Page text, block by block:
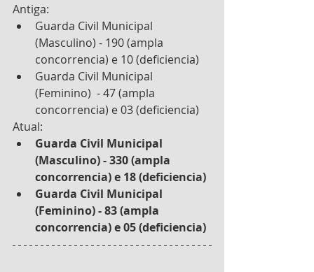
Antiga:
Guarda Civil Municipal
(Masculino) - 190 (ampla
concorrencia) e 10 (deficiencia)
Guarda Civil Municipal
(Feminino)  - 47 (ampla
concorrencia) e 03 (deficiencia)
Atual:
Guarda Civil Municipal
(Masculino) - 330 (ampla
concorrencia) e 18 (deficiencia)
Guarda Civil Municipal
(Feminino) - 83 (ampla
concorrencia) e 05 (deficiencia)